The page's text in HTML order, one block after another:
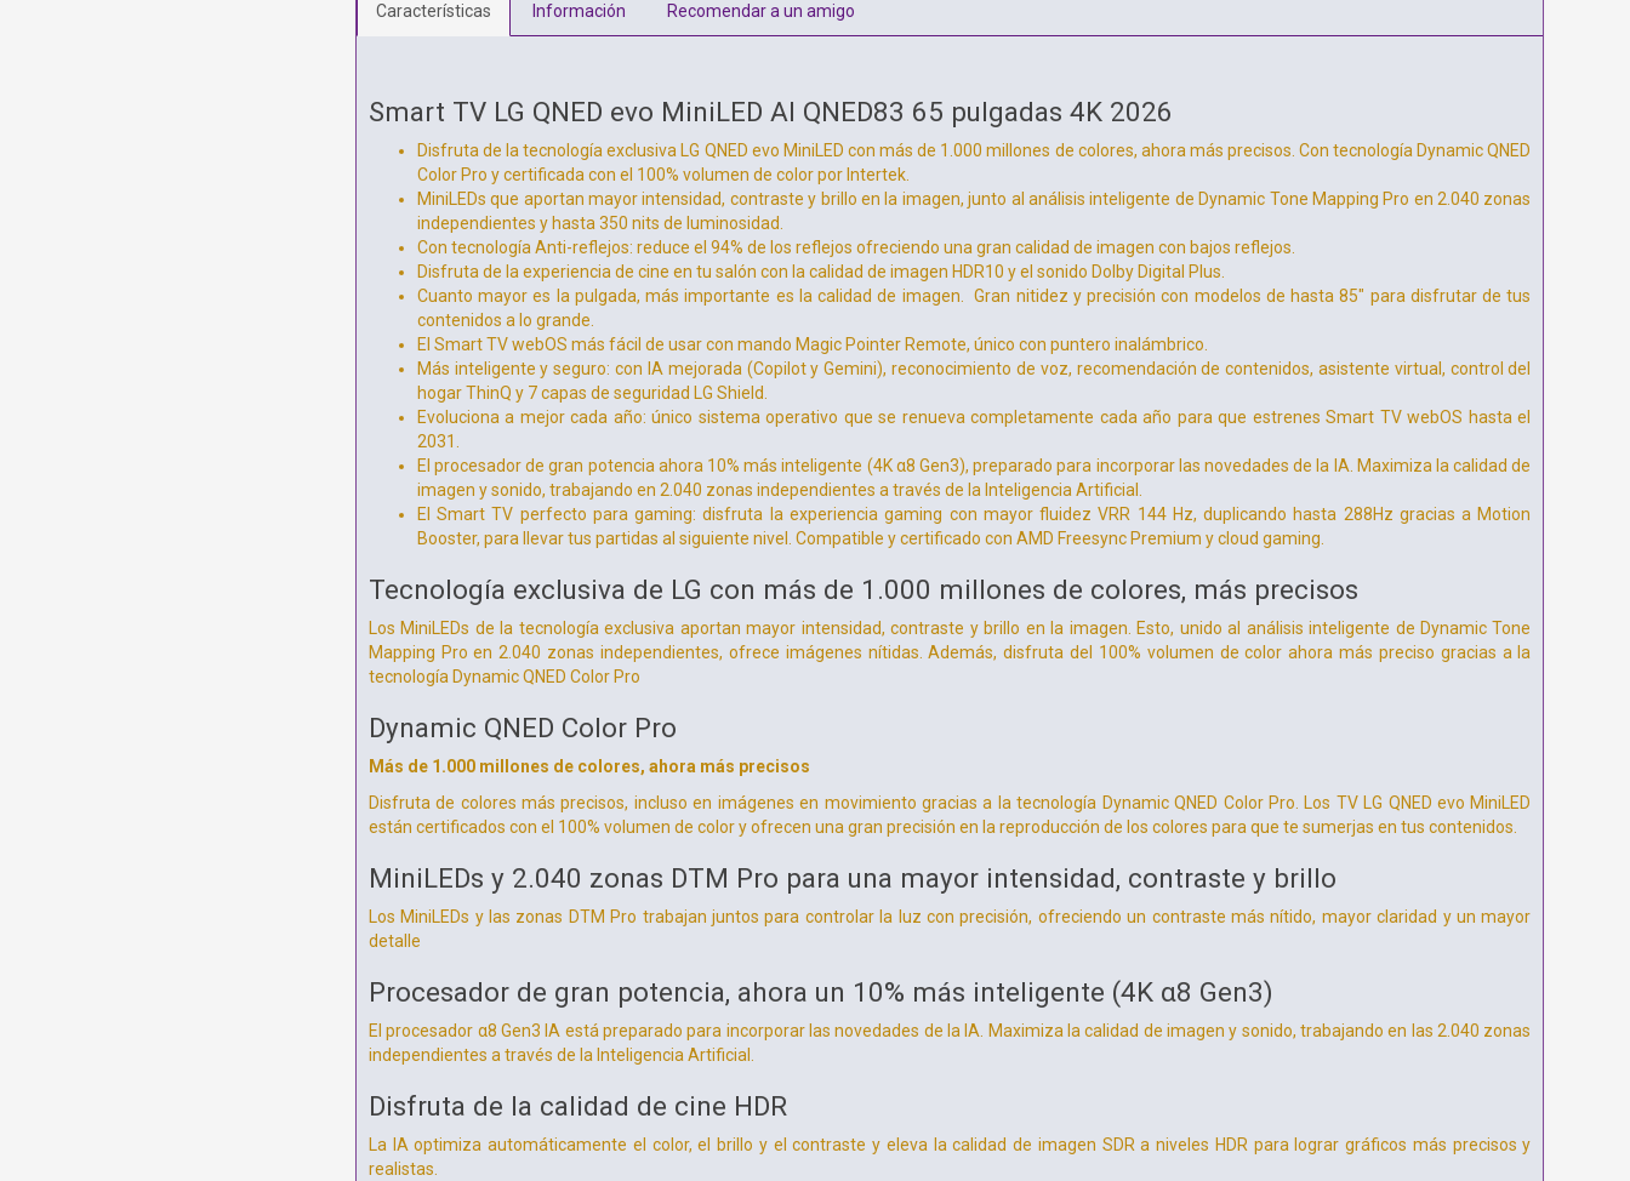
Características Información Recomendar a un amigo
Smart TV LG QNED evo MiniLED AI QNED83 65 pulgadas 4K 2026
Disfruta de la tecnología exclusiva LG QNED evo MiniLED con más de 1.000 millones de colores, ahora más precisos. Con tecnología Dynamic QNED
Color Pro y certificada con el 100% volumen de color por Intertek.
MiniLEDs que aportan mayor intensidad, contraste y brillo en la imagen, junto al análisis inteligente de Dynamic Tone Mapping Pro en 2.040 zonas
independientes y hasta 350 nits de luminosidad.
Con tecnología Anti-reflejos: reduce el 94% de los reflejos ofreciendo una gran calidad de imagen con bajos reflejos.
Disfruta de la experiencia de cine en tu salón con la calidad de imagen HDR10 y el sonido Dolby Digital Plus.
Cuanto mayor es la pulgada, más importante es la calidad de imagen. Gran nitidez y precisión con modelos de hasta 85" para disfrutar de tus
contenidos a lo grande.
El Smart TV webOS más fácil de usar con mando Magic Pointer Remote, único con puntero inalámbrico.
Más inteligente y seguro: con IA mejorada (Copilot y Gemini), reconocimiento de voz, recomendación de contenidos, asistente virtual, control del
hogar ThinQ y 7 capas de seguridad LG Shield.
Evoluciona a mejor cada año: único sistema operativo que se renueva completamente cada año para que estrenes Smart TV webOS hasta el
2031.
El procesador de gran potencia ahora 10% más inteligente (4K α8 Gen3), preparado para incorporar las novedades de la IA. Maximiza la calidad de
imagen y sonido, trabajando en 2.040 zonas independientes a través de la Inteligencia Artificial.
El Smart TV perfecto para gaming: disfruta la experiencia gaming con mayor fluidez VRR 144 Hz, duplicando hasta 288Hz gracias a Motion
Booster, para llevar tus partidas al siguiente nivel. Compatible y certificado con AMD Freesync Premium y cloud gaming.
Tecnología exclusiva de LG con más de 1.000 millones de colores, más precisos
Los MiniLEDs de la tecnología exclusiva aportan mayor intensidad, contraste y brillo en la imagen. Esto, unido al análisis inteligente de Dynamic Tone
Mapping Pro en 2.040 zonas independientes, ofrece imágenes nítidas. Además, disfruta del 100% volumen de color ahora más preciso gracias a la
tecnología Dynamic QNED Color Pro
Dynamic QNED Color Pro
Más de 1.000 millones de colores, ahora más precisos
Disfruta de colores más precisos, incluso en imágenes en movimiento gracias a la tecnología Dynamic QNED Color Pro. Los TV LG QNED evo MiniLED
están certificados con el 100% volumen de color y ofrecen una gran precisión en la reproducción de los colores para que te sumerjas en tus contenidos.
MiniLEDs y 2.040 zonas DTM Pro para una mayor intensidad, contraste y brillo
Los MiniLEDs y las zonas DTM Pro trabajan juntos para controlar la luz con precisión, ofreciendo un contraste más nítido, mayor claridad y un mayor
detalle
Procesador de gran potencia, ahora un 10% más inteligente (4K α8 Gen3)
El procesador α8 Gen3 IA está preparado para incorporar las novedades de la IA. Maximiza la calidad de imagen y sonido, trabajando en las 2.040 zonas
independientes a través de la Inteligencia Artificial.
Disfruta de la calidad de cine HDR
La IA optimiza automáticamente el color, el brillo y el contraste y eleva la calidad de imagen SDR a niveles HDR para lograr gráficos más precisos y
realistas.